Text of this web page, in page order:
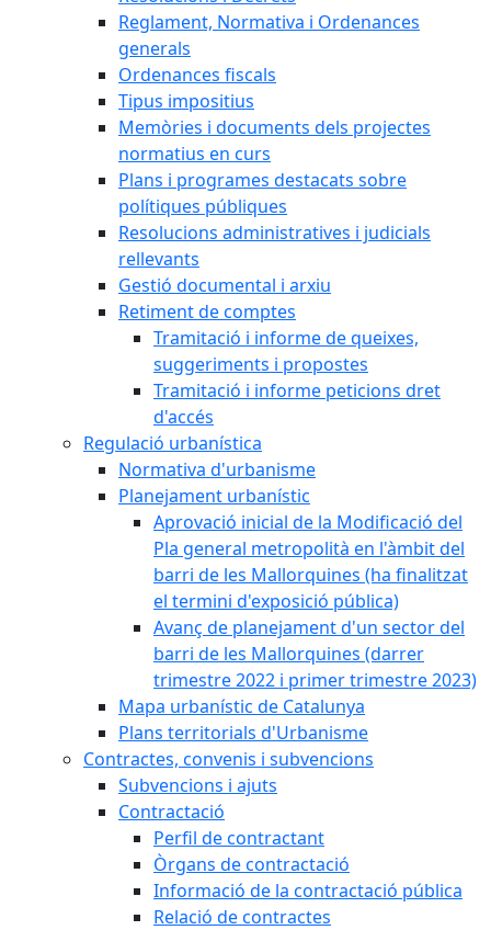
Reglament, Normativa i Ordenances
generals
Ordenances fiscals
Tipus impositius
Memòries i documents dels projectes
normatius en curs
Plans i programes destacats sobre
polítiques públiques
Resolucions administratives i judicials
rellevants
Gestió documental i arxiu
Retiment de comptes
Tramitació i informe de queixes,
suggeriments i propostes
Tramitació i informe peticions dret
d'accés
Regulació urbanística
Normativa d'urbanisme
Planejament urbanístic
Aprovació inicial de la Modificació del
Pla general metropolità en l'àmbit del
barri de les Mallorquines (ha finalitzat
el termini d'exposició pública)
Avanç de planejament d'un sector del
barri de les Mallorquines (darrer
trimestre 2022 i primer trimestre 2023)
Mapa urbanístic de Catalunya
Plans territorials d'Urbanisme
Contractes, convenis i subvencions
Subvencions i ajuts
Contractació
Perfil de contractant
Òrgans de contractació
Informació de la contractació pública
Relació de contractes